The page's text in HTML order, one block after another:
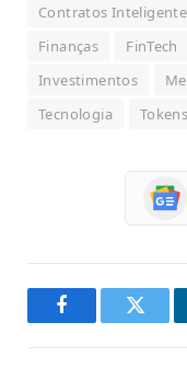
Contratos
Finanças
FinTech
Investimentos
Tecnologia
Tokens
Facebook